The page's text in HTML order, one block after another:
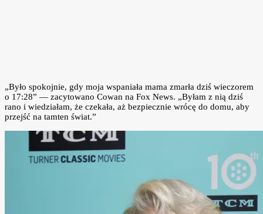
„Było spokojnie, gdy moja wspaniała mama zmarła dziś wieczorem
o 17:28” — zacytowano Cowan na Fox News. „Byłam z nią dziś
rano i wiedziałam, że czekała, aż bezpiecznie wrócę do domu, aby
przejść na tamten świat.”